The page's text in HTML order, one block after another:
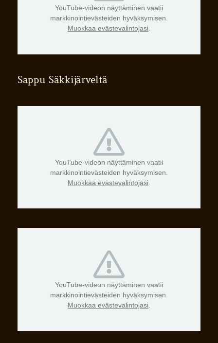
YouTube-videon näyttäminen vaatii
markkinointievästeiden hyväksymisen.
Muokkaa evästevalintojasi.
Sappu Säkkijärveltä
YouTube-videon näyttäminen vaatii
markkinointievästeiden hyväksymisen.
Muokkaa evästevalintojasi
YouTube-videon näyttäminen vaatii
markkinointievästeiden hyväksymisen.
Muokkaa evästevalintojasi